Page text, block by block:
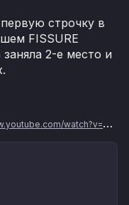
строчку в
FISSURE
2-е место и
watch?v=uXKJ62xVkCc